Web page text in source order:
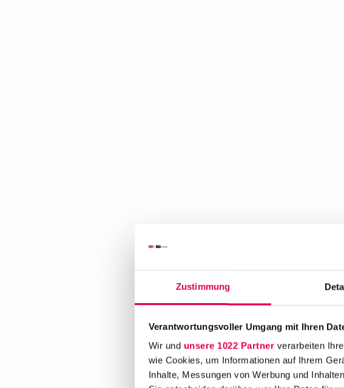
Zustimmung
Verantwortungsvoller Umgang mit Ihren
Wir und unsere 1022 Partner verarbeiten
wie Cookies, um Informationen auf Ihrem
Inhalte, Messungen von Werbung und